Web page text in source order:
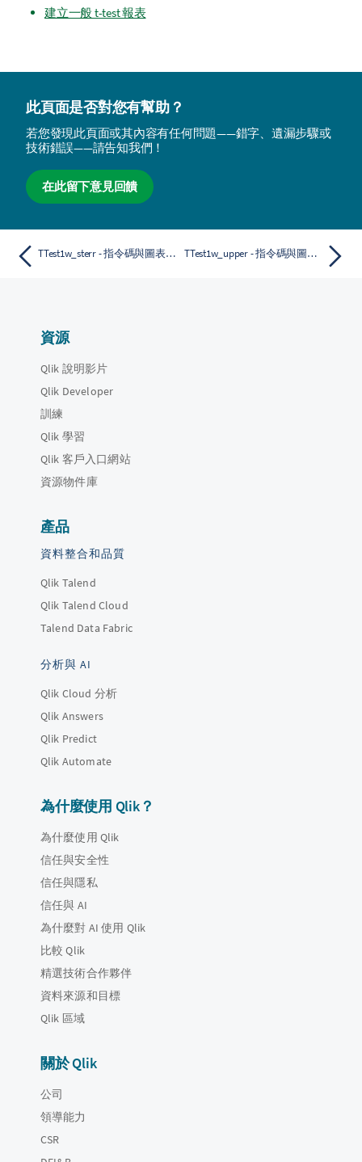
建立一般 t-test 報表
此頁面是否對您有幫助？
若您發現此頁面或其內容有任何問題——錯字、遺漏步驟或
技術錯誤——請告知我們！
在此留下意見回饋
TTest1w_sterr - 指令碼與圖表函數 TTest1w_upper - 指令碼與圖表函數
資源
Qlik 說明影片
Qlik Developer
訓練
Qlik 學習
Qlik 客戶入口網站
資源物件庫
產品
資料整合和品質
Qlik Talend
Qlik Talend Cloud
Talend Data Fabric
分析與 AI
Qlik Cloud 分析
Qlik Answers
Qlik Predict
Qlik Automate
為什麼使用 Qlik？
為什麼使用 Qlik
信任與安全性
信任與隱私
信任與 AI
為什麼對 AI 使用 Qlik
比較 Qlik
精選技術合作夥伴
資料來源和目標
Qlik 區域
關於 Qlik
公司
領導能力
CSR